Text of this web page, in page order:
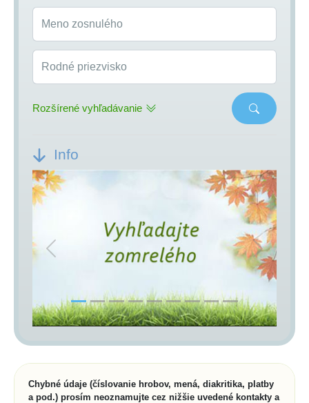
Meno zosnulého
Rodné priezvisko
Rozšírené vyhľadávanie
Info
Previous Next
Chybné údaje (číslovanie hrobov, mená, diakritika, platby
a pod.) prosím neoznamujte cez nižšie uvedené kontakty a